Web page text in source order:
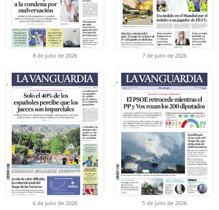
8 de julio de 2026 7 de julio de 2026
6 de julio de 2026 5 de julio de 2026